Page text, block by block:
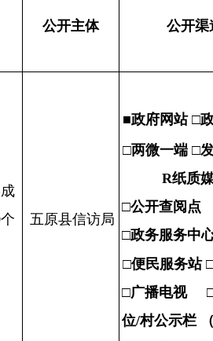
公开主体 公开渠
五原县信访局
■政府网站 □
□两微一端 □
R纸质
□公开查阅点
□政务服务中
□便民服务站
□广播电视
位/村公示栏